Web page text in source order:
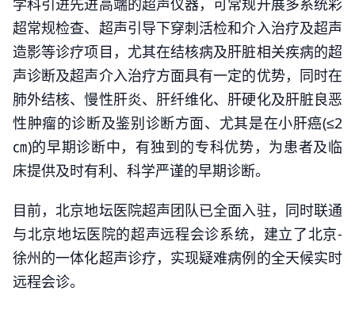
超常规检查、超声引导下穿刺活检和介入治疗及超声
造影等诊疗项目，尤其在结核病及肝脏相关疾病的超
声诊断及超声介入治疗方面具有一定的优势，同时在
肺外结核、慢性肝炎、肝纤维化、肝硬化及肝脏良恶
性肿瘤的诊断及鉴别诊断方面、尤其是在小肝癌(≤2
㎝)的早期诊断中，有独到的专科优势，为患者及临
床提供及时有利、科学严谨的早期诊断。
目前，北京地坛医院超声团队已全面入驻，同时联通
与北京地坛医院的超声远程会诊系统，建立了北京-
徐州的一体化超声诊疗，实现疑难病例的全天候实时
远程会诊。